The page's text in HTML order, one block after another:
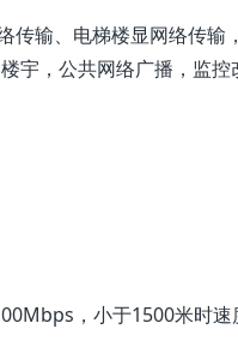
传输、电梯楼显网络传输
宇，公共网络广播，监
，小于1500米时速